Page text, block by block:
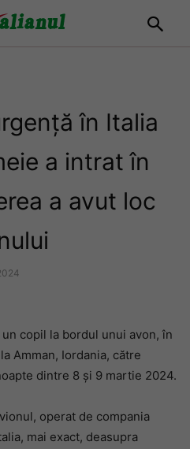
în Italia
a intrat în
a avut loc
copil la bordul unui avon, în
Amman, Iordania, către
dintre 8 și 9 martie 2024.
operat de compania
mai exact, deasupra